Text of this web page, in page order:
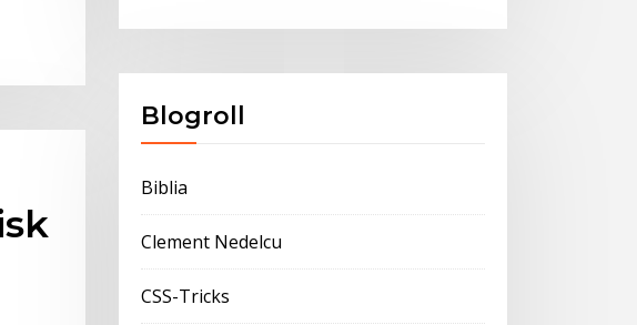
Blogroll
Biblia
Clement Nedelcu
CSS-Tricks